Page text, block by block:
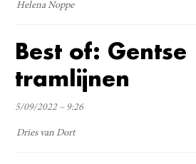
Helena Noppe
Best of: Gentse
tramlijnen
5/09/2022 – 9:26
Dries van Dort